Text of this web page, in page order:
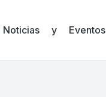
Noticias y Eventos